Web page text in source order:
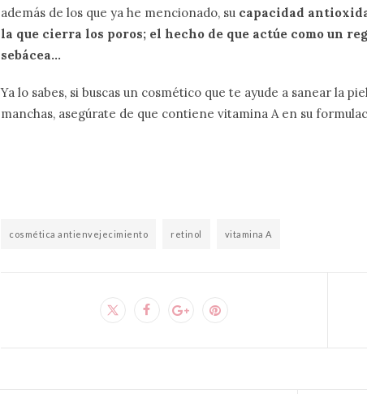
además de los que ya he mencionado, su capacidad
la que cierra los poros; el hecho de que actúe como un
sebácea…
Ya lo sabes, si buscas un cosmético que te ayude a sanear la
manchas, asegúrate de que contiene vitamina A en su
cosmética antienvejecimiento retinol vitamina A